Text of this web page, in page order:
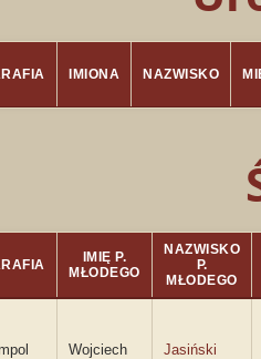
IMIONA NAZWISKO
IMIĘ P.
MŁODEGO
NAZWISKO
P.
MŁODEGO
Wojciech Jasiński